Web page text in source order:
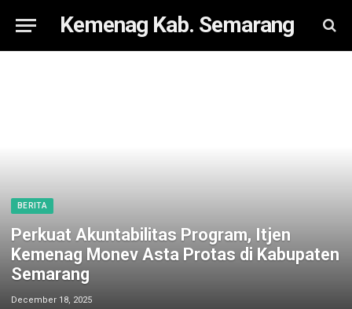
Kemenag Kab. Semarang
BERITA
Perkuat Akuntabilitas Program, Itjen
Kemenag Monev Asta Protas di Kabupaten
Semarang
December 18, 2025